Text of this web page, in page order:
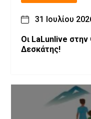
31 Ιουλίου
Οι LaLunlive στην
Δεσκάτης!